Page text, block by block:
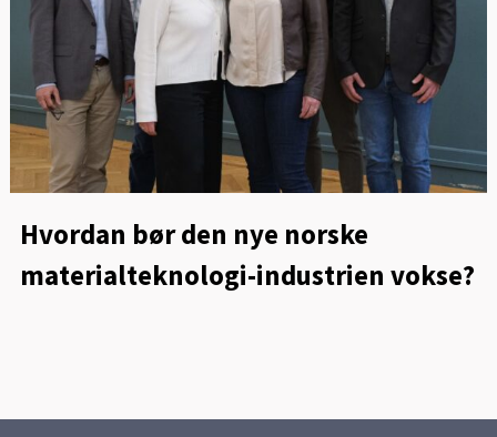
Hvordan bør den nye norske
materialteknologi-industrien vokse?